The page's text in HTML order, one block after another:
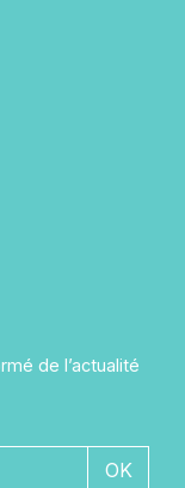
de l’actualité
OK